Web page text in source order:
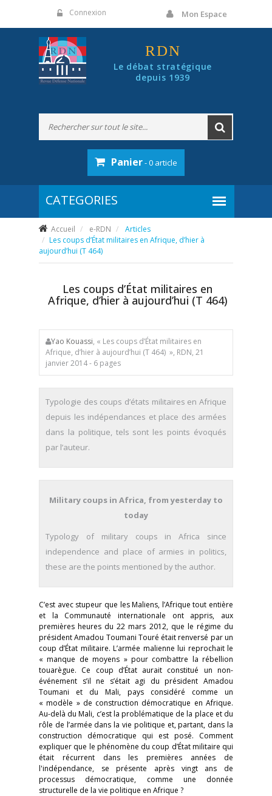
Connexion Mon Espace
RDN
Le débat stratégique
depuis 1939
Panier- 0 article
Accueil e-RDN
Articles
Les coups d’État militaires en Afrique, d’hier à
aujourd’hui (T 464)
Les coups d’État militaires en
Afrique, d’hier à aujourd’hui (T 464)
Yao Kouassi, « Les coups d’État militaires en
Afrique, d’hier à aujourd’hui (T 464) », RDN, 21
janvier 2014 - 6 pages
Typologie des coups d’états militaires en Afrique
depuis les indépendances et place des armées
dans la politique, tels sont les points évoqués
par l’auteur.
Military coups in Africa, from yesterday to
today
Typology of military coups in Africa since
independence and place of armies in politics,
these are the points mentioned by the author.
C’est avec stupeur que les Maliens, l’Afrique tout entière
et la Communauté internationale ont appris, aux
premières heures du 22 mars 2012, que le régime du
président Amadou Toumani Touré était renversé par un
coup d’État militaire. L’armée malienne lui reprochait le
« manque de moyens » pour combattre la rébellion
touarègue. Ce coup d’État aurait constitué un non-
événement s’il ne s’était agi du président Amadou
Toumani et du Mali, pays considéré comme un
« modèle » de construction démocratique en Afrique.
Au-delà du Mali, c’est la problématique de la place et du
rôle de l’armée dans la vie politique et, partant, dans la
construction démocratique qui est posé. Comment
expliquer que le phénomène du coup d’État militaire qui
était récurrent dans les premières années de
l'indépendance, se présente après vingt ans de
processus démocratique, comme une donnée
structurelle de la vie politique en Afrique ?